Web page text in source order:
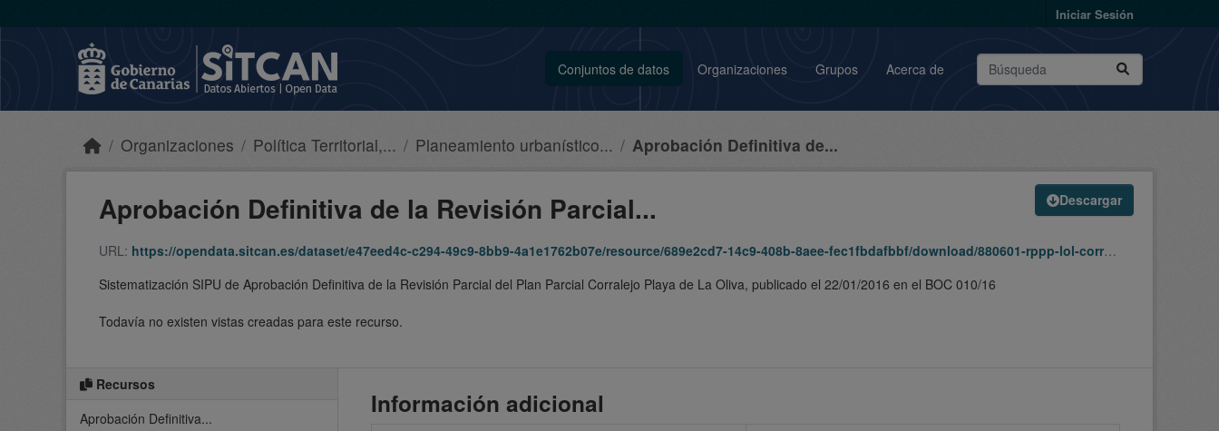
Iniciar Sesión
Conjuntos de datos Organizaciones Grupos Acerca de
Organizaciones Política Territorial,... Planeamiento urbanístico... Aprobación Definitiva de...
Descargar
Aprobación Definitiva de la Revisión Parcial...
URL: https://opendata.sitcan.es/dataset/e47eed4c-c294-49c9-8bb9-4a1e1762b07e/resource/689e2cd7-14c9-408b-8aee-fec1fbdafbbf/download/880601-rppp-lol-corralejo-playa-191024-191024-sipu.zip
Sistematización SIPU de Aprobación Definitiva de la Revisión Parcial del Plan Parcial Corralejo Playa de La Oliva, publicado el 22/01/2016 en el BOC 010/16
Todavía no existen vistas creadas para este recurso.
Recursos
Aprobación Definitiva...
Información adicional